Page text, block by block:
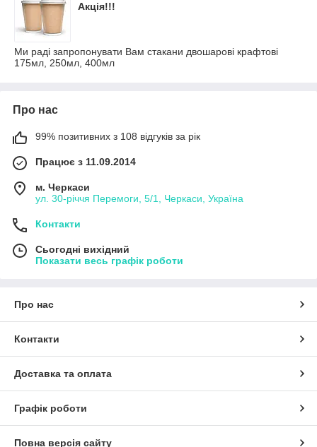
Акція!!!
Ми раді запропонувати Вам стакани двошарові крафтові
175мл, 250мл, 400мл
Про нас
99% позитивних з 108 відгуків за рік
Працює з 11.09.2014
м. Черкаси
ул. 30-рiччя Перемоги, 5/1, Черкаси, Україна
Контакти
Сьогодні вихідний
Показати весь графік роботи
Про нас
Контакти
Доставка та оплата
Графік роботи
Повна версія сайту